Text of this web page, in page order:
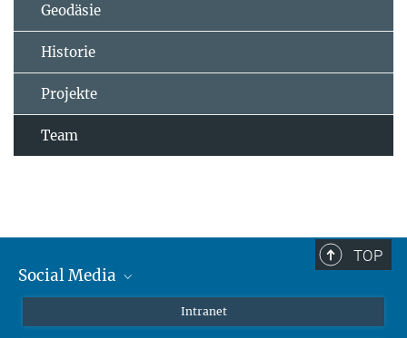
Geodäsie
Historie
Projekte
Team
TOP
Social Media
Intranet